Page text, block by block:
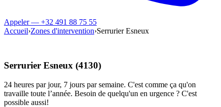
Appeler — +32 491 88 75 55
Accueil›Zones d'intervention›Serrurier Esneux
Serrurier Esneux (4130)
24 heures par jour, 7 jours par semaine. C'est comme ça qu'on
travaille toute l’année. Besoin de quelqu'un en urgence ? C'est
possible aussi!